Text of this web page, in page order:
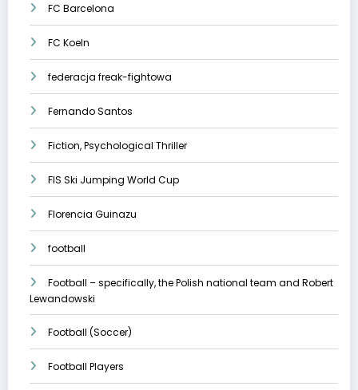
FC Barcelona
FC Koeln
federacja freak-fightowa
Fernando Santos
Fiction, Psychological Thriller
FIS Ski Jumping World Cup
Florencia Guinazu
football
Football – specifically, the Polish national team and Robert
Lewandowski
Football (Soccer)
Football Players